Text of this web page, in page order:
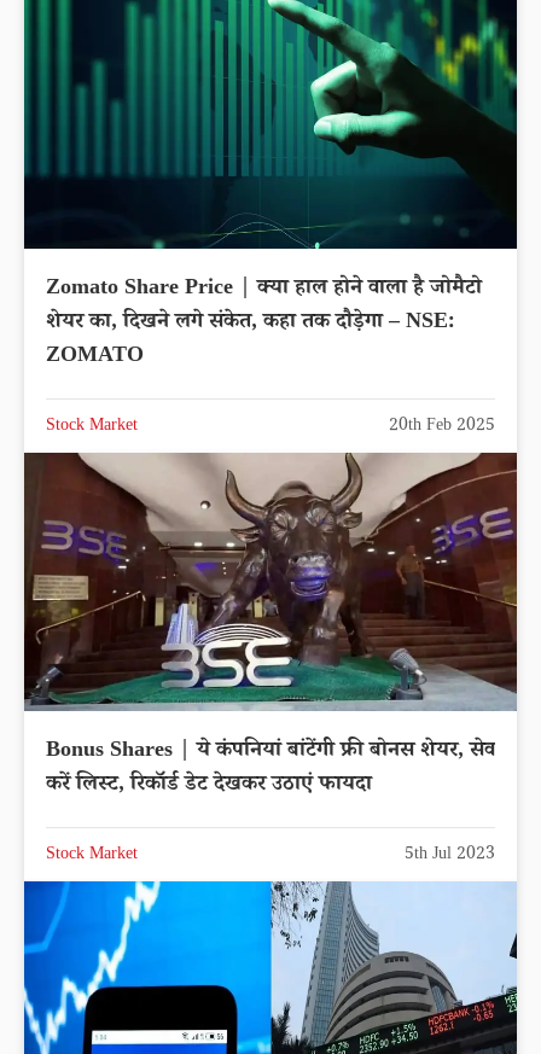
Zomato Share Price | क्या हाल होने वाला है जोमैटो
शेयर का, दिखने लगे संकेत, कहा तक दौड़ेगा – NSE:
ZOMATO
Stock Market 20th Feb 2025
Bonus Shares | ये कंपनियां बांटेंगी फ्री बोनस शेयर, सेव
करें लिस्ट, रिकॉर्ड डेट देखकर उठाएं फायदा
Stock Market 5th Jul 2023